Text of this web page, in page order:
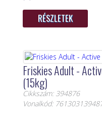
RÉSZLETEK
Friskies Adult -
(15kg)
Cikkszám: 394876
Vonalkód: